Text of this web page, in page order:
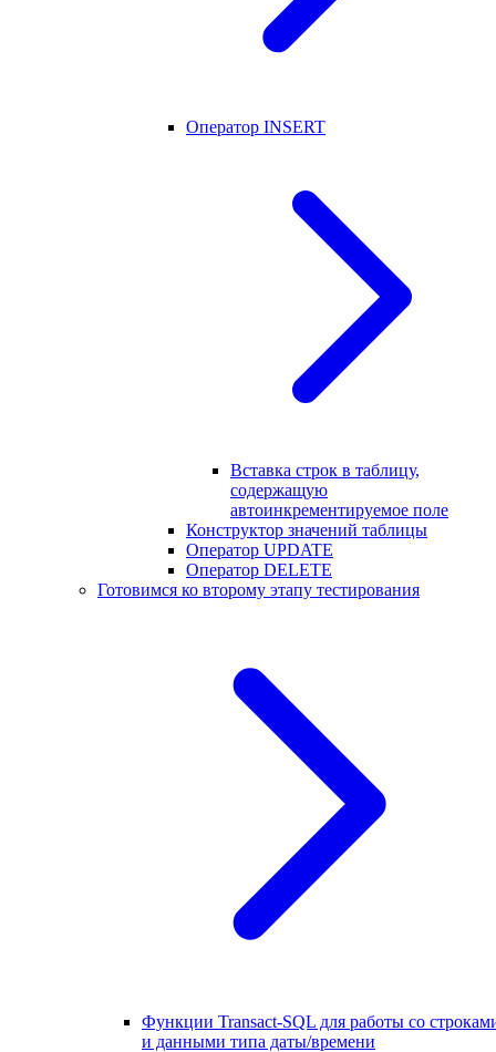
Оператор INSERT
Вставка строк в таблицу,
содержащую
автоинкрементируемое поле
Конструктор значений таблицы
Оператор UPDATE
Оператор DELETE
Готовимся ко второму этапу тестирования
Функции Transact-SQL для работы со
и данными типа даты/времени